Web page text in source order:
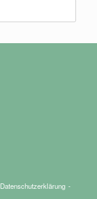
Datenschutzerklärung